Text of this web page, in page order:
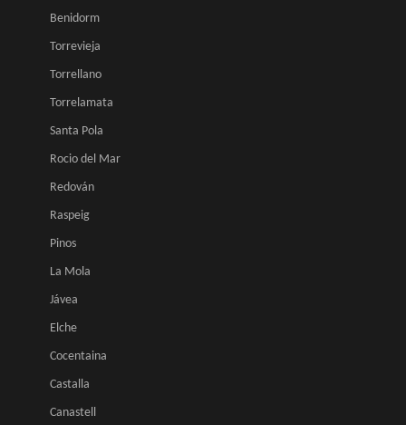
Benidorm
Torrevieja
Torrellano
Torrelamata
Santa Pola
Rocio del Mar
Redován
Raspeig
Pinos
La Mola
Jávea
Elche
Cocentaina
Castalla
Canastell